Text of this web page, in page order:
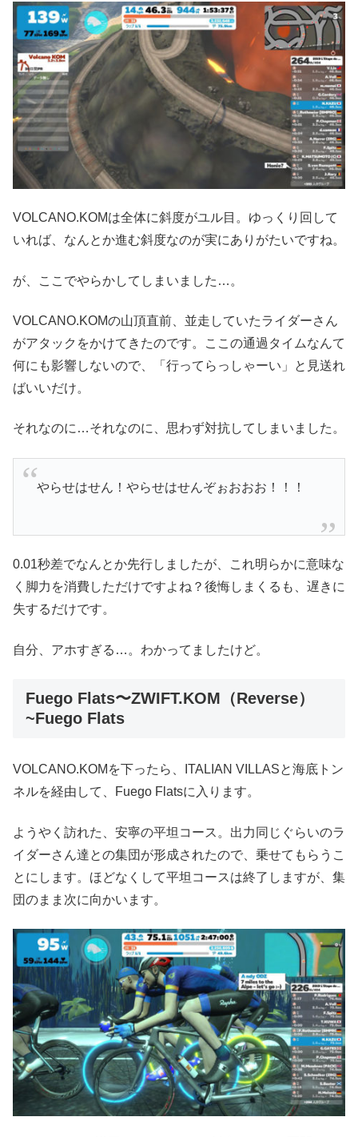
VOLCANO.KOMは全体に斜度がユル目。ゆっくり回して
いれば、なんとか進む斜度なのが実にありがたいですね。
が、ここでやらかしてしまいました…。
VOLCANO.KOMの山頂直前、並走していたライダーさん
がアタックをかけてきたのです。ここの通過タイムなんて
何にも影響しないので、「行ってらっしゃーい」と見送れ
ばいいだけ。
それなのに…それなのに、思わず対抗してしまいました。
やらせはせん！やらせはせんぞぉおおお！！！
0.01秒差でなんとか先行しましたが、これ明らかに意味な
く脚力を消費しただけですよね？後悔しまくるも、遅きに
失するだけです。
自分、アホすぎる…。わかってましたけど。
Fuego Flats〜ZWIFT.KOM（Reverse）
~Fuego Flats
VOLCANO.KOMを下ったら、ITALIAN VILLASと海底トン
ネルを経由して、Fuego Flatsに入ります。
ようやく訪れた、安寧の平坦コース。出力同じぐらいのラ
イダーさん達との集団が形成されたので、乗せてもらうこ
とにします。ほどなくして平坦コースは終了しますが、集
団のまま次に向かいます。